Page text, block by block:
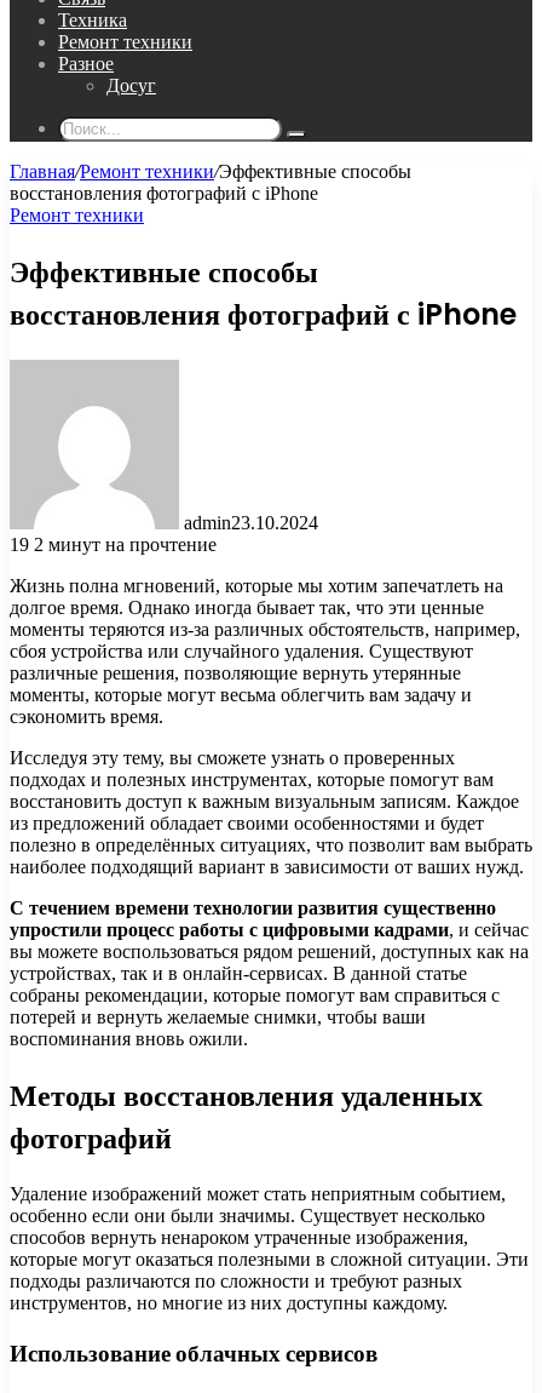
Техника
Ремонт техники
Разное
Досуг
Поиск...
Главная/Ремонт техники/Эффективные способы
восстановления фотографий с iPhone
Ремонт техники
Эффективные способы
восстановления фотографий с iPhone
admin23.10.2024
19 2 минут на прочтение
Жизнь полна мгновений, которые мы хотим запечатлеть на
долгое время. Однако иногда бывает так, что эти ценные
моменты теряются из-за различных обстоятельств, например,
сбоя устройства или случайного удаления. Существуют
различные решения, позволяющие вернуть утерянные
моменты, которые могут весьма облегчить вам задачу и
сэкономить время.
Исследуя эту тему, вы сможете узнать о проверенных
подходах и полезных инструментах, которые помогут вам
восстановить доступ к важным визуальным записям. Каждое
из предложений обладает своими особенностями и будет
полезно в определённых ситуациях, что позволит вам выбрать
наиболее подходящий вариант в зависимости от ваших нужд.
С течением времени технологии развития существенно
упростили процесс работы с цифровыми кадрами, и сейчас
вы можете воспользоваться рядом решений, доступных как на
устройствах, так и в онлайн-сервисах. В данной статье
собраны рекомендации, которые помогут вам справиться с
потерей и вернуть желаемые снимки, чтобы ваши
воспоминания вновь ожили.
Методы восстановления удаленных
фотографий
Удаление изображений может стать неприятным событием,
особенно если они были значимы. Существует несколько
способов вернуть ненароком утраченные изображения,
которые могут оказаться полезными в сложной ситуации. Эти
подходы различаются по сложности и требуют разных
инструментов, но многие из них доступны каждому.
Использование облачных сервисов